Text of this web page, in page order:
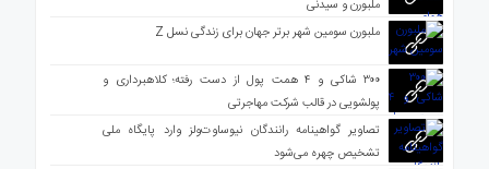
ملبورن و سیدنی
ملبورن سومین شهر برتر جهان برای زندگی نسل Z
۳۰۰ شاکی و ۴ همت پول از دست رفته؛ کلاهبرداری و
پولشویی در قالب شرکت مهاجرتی
تصاویر گواهینامه رانندگان نیوساوت‌ولز وارد پایگاه ملی
تشخیص چهره می‌شود